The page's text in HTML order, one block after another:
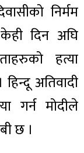
निर्मम
दिन अघि
हत्या
अतिवादी
गर्न मोदीले
छ ।